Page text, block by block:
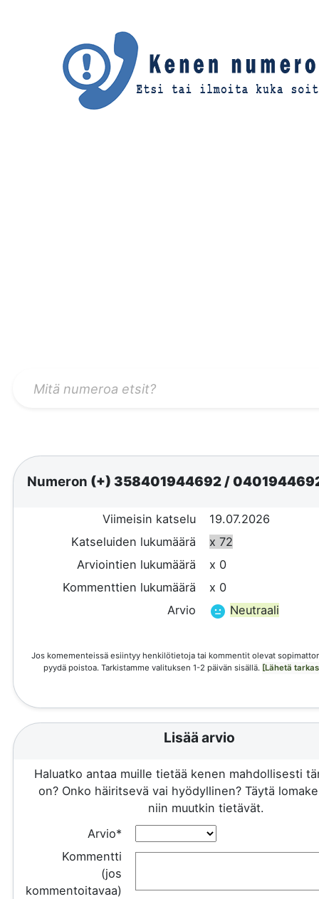
Numeron (+) 358401944692/
Viimeisin katselu
19.07.2026
Katseluiden lukumäärä
x 72
Arviointien lukumäärä
x 0
Kommenttien lukumäärä
x 0
Arvio
Neutraali
Jos komementeissä esiintyy henkilötietoja tai kommentit olevat
pyydä poistoa. Tarkistamme valituksen 1-2 päivän sisällä. [Lähetä
Lisää arvio
Haluatko antaa muille tietää kenen mahdollisesti
on? Onko häiritsevä vai hyödyllinen? Täytä
niin muutkin tietävät.
Arvio*
Kommentti
(jos
kommentoitavaa)